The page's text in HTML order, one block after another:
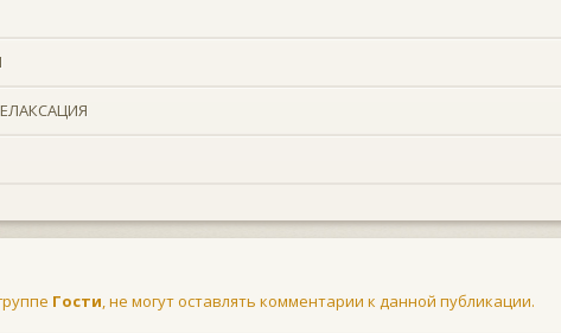
Гости, не могут оставлять комментарии к данной публикации.